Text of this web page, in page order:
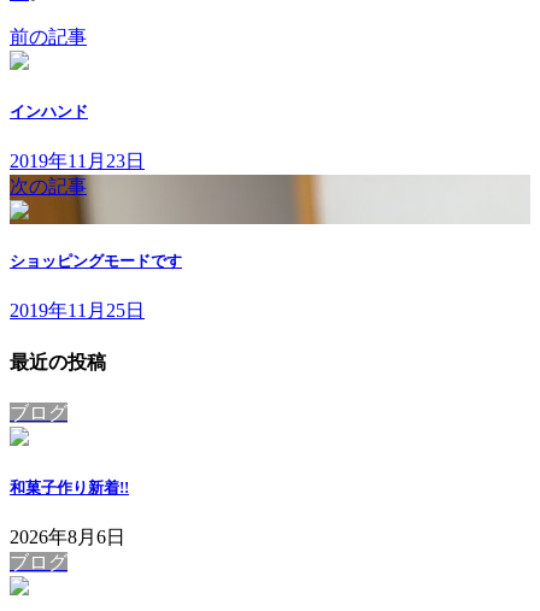
前の記事
インハンド
2019年11月23日
次の記事
ショッピングモードです
2019年11月25日
最近の投稿
ブログ
和菓子作り新着!!
2026年8月6日
ブログ